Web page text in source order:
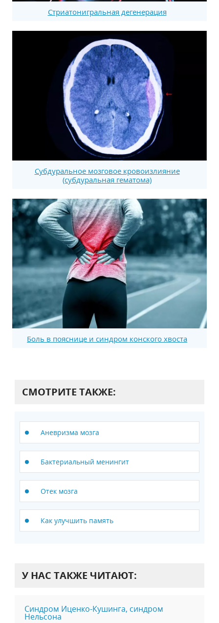
Стриатонигральная дегенерация
Субдуральное мозговое кровоизлияние
(субдуральная гематома)
Боль в пояснице и синдром конского хвоста
СМОТРИТЕ ТАКЖЕ:
Аневризма мозга
Бактериальный менингит
Отек мозга
Как улучшить память
У НАС ТАКЖЕ ЧИТАЮТ:
Синдром Иценко-Кушинга, синдром
Нельсона